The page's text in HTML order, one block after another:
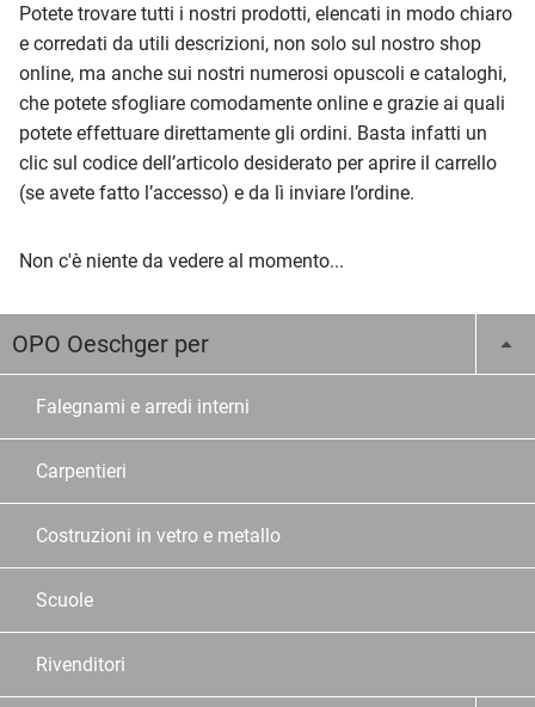
Potete trovare tutti i nostri prodotti, elencati in modo chiaro
e corredati da utili descrizioni, non solo sul nostro shop
online, ma anche sui nostri numerosi opuscoli e cataloghi,
che potete sfogliare comodamente online e grazie ai quali
potete effettuare direttamente gli ordini. Basta infatti un
clic sul codice dell’articolo desiderato per aprire il carrello
(se avete fatto l’accesso) e da lì inviare l’ordine.
Non c'è niente da vedere al momento...
OPO Oeschger per
Falegnami e arredi interni
Carpentieri
Costruzioni in vetro e metallo
Scuole
Rivenditori